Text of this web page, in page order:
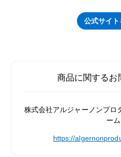
公式サイト
商品に関するお
株式会社アルジャーノンプ
ーム
https://